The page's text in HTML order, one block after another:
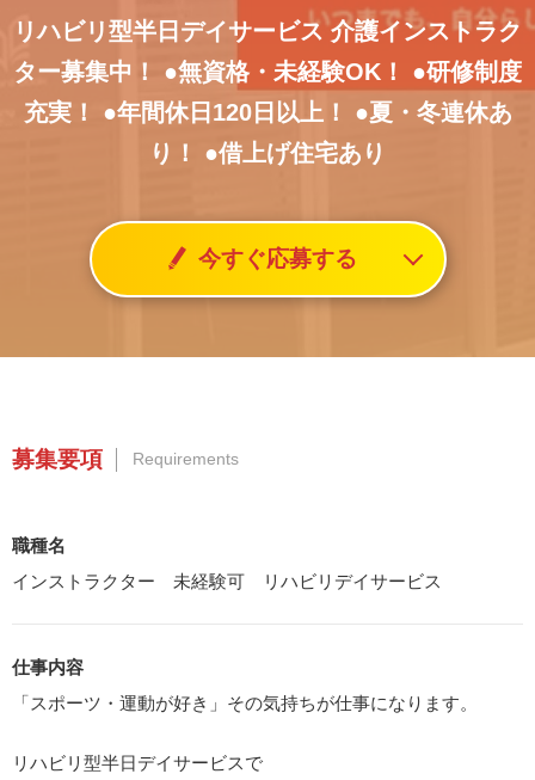
リハビリ型半日デイサービス介護インストラク
ター募集中！
●無資格・未経験OK！
●研修制度
充実！
●年間休日120日以上！
●夏・冬連休あ
り！
●借上げ住宅あり
今すぐ応募する
募集要項 Requirements
職種名
インストラクター 未経験可 リハビリデイサービス
仕事内容
「スポーツ・運動が好き」その気持ちが仕事になります。
リハビリ型半日デイサービスで